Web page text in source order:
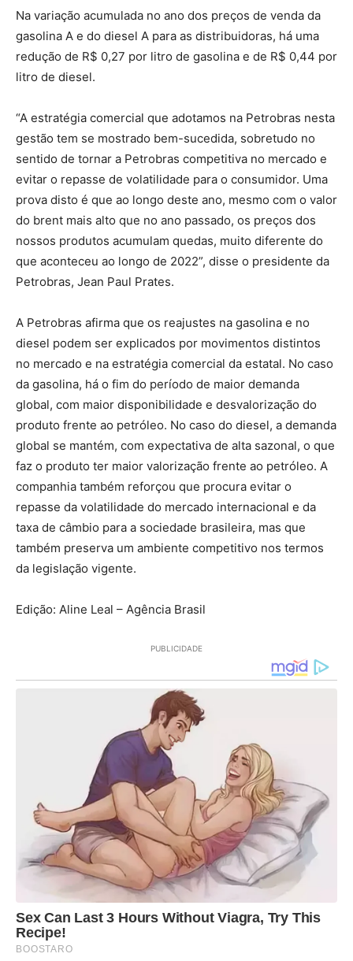
Na variação acumulada no ano dos preços de venda da
gasolina A e do diesel A para as distribuidoras, há uma
redução de R$ 0,27 por litro de gasolina e de R$ 0,44 por
litro de diesel.
“A estratégia comercial que adotamos na Petrobras nesta
gestão tem se mostrado bem-sucedida, sobretudo no
sentido de tornar a Petrobras competitiva no mercado e
evitar o repasse de volatilidade para o consumidor. Uma
prova disto é que ao longo deste ano, mesmo com o valor
do brent mais alto que no ano passado, os preços dos
nossos produtos acumulam quedas, muito diferente do
que aconteceu ao longo de 2022”, disse o presidente da
Petrobras, Jean Paul Prates.
A Petrobras afirma que os reajustes na gasolina e no
diesel podem ser explicados por movimentos distintos
no mercado e na estratégia comercial da estatal. No caso
da gasolina, há o fim do período de maior demanda
global, com maior disponibilidade e desvalorização do
produto frente ao petróleo. No caso do diesel, a demanda
global se mantém, com expectativa de alta sazonal, o que
faz o produto ter maior valorização frente ao petróleo. A
companhia também reforçou que procura evitar o
repasse da volatilidade do mercado internacional e da
taxa de câmbio para a sociedade brasileira, mas que
também preserva um ambiente competitivo nos termos
da legislação vigente.
Edição: Aline Leal – Agência Brasil
PUBLICIDADE